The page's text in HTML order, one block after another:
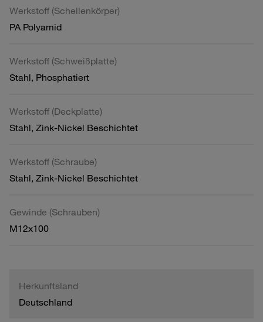
Werkstoff (Schellenkörper)
PA Polyamid
Werkstoff (Schweißplatte)
Stahl, Phosphatiert
Werkstoff (Deckplatte)
Stahl, Zink-Nickel Beschichtet
Werkstoff (Schraube)
Stahl, Zink-Nickel Beschichtet
Gewinde (Schrauben)
M12x100
Herkunftsland
Deutschland